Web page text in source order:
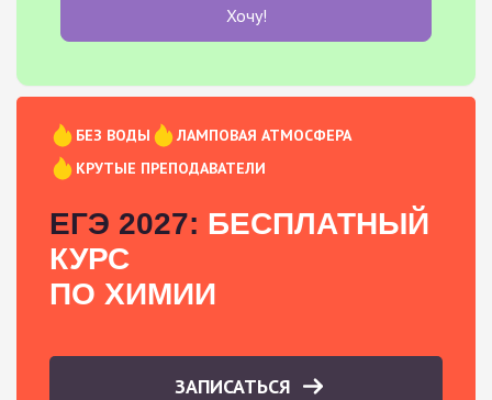
Хочу!
БЕЗ ВОДЫ
ЛАМПОВАЯ АТМОСФЕРА
КРУТЫЕ ПРЕПОДАВАТЕЛИ
ЕГЭ 2027: БЕСПЛАТНЫЙ
КУРС
ПО ХИМИИ
ЗАПИСАТЬСЯ